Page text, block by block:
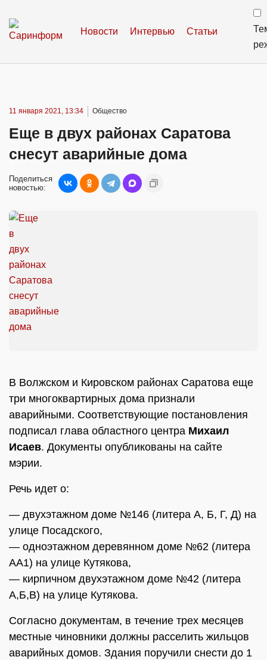
Новости Интервью Статьи
11 января 2021, 13:34 Общество
Еще в двух районах Саратова
снесут аварийные дома
Поделиться
новостью:
В Волжском и Кировском районах Саратова еще
три многоквартирных дома признали
аварийными. Соответствующие постановления
подписал глава областного центра Михаил
Исаев. Документы опубликованы на сайте
мэрии.
Речь идет о:
— двухэтажном доме №146 (литера А, Б, Г, Д) на
улице Посадского,
— одноэтажном деревянном доме №62 (литера
АА1) на улице Кутякова,
— кирпичном двухэтажном доме №42 (литера
А,Б,В) на улице Кутякова.
Согласно документам, в течение трех месяцев
местные чиновники должны расселить жильцов
аварийных домов. Здания поручили снести до 1